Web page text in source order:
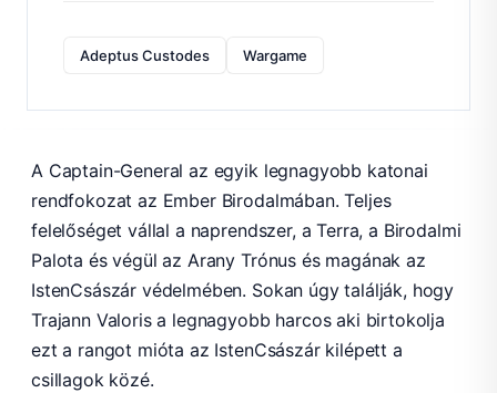
Adeptus Custodes Wargame
A Captain-General az egyik legnagyobb katonai
rendfokozat az Ember Birodalmában. Teljes
felelőséget vállal a naprendszer, a Terra, a Birodalmi
Palota és végül az Arany Trónus és magának az
IstenCsászár védelmében. Sokan úgy találják, hogy
Trajann Valoris a legnagyobb harcos aki birtokolja
ezt a rangot mióta az IstenCsászár kilépett a
csillagok közé.